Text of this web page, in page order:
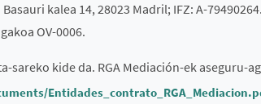
kalea 14, 28023 Madril; IFZ: A-
OV-0006.
sareko kide da. RGA Mediación-ek